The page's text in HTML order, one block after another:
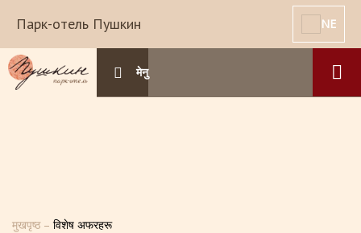
Парк-отель Пушкин NE
मेनु
मुखपृष्ठ – विशेष अफरहरू